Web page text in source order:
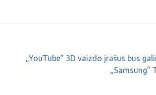
„YouTube” 3D vaizdo įrašus bus
„Samsung”